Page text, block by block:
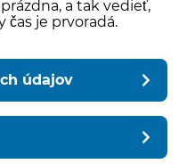
a tak vedieť,
čas je prvoradá.
údajov